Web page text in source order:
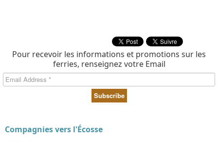
Pour recevoir les informations et promotions sur les
ferries, renseignez votre Email
Compagnies vers l'Écosse